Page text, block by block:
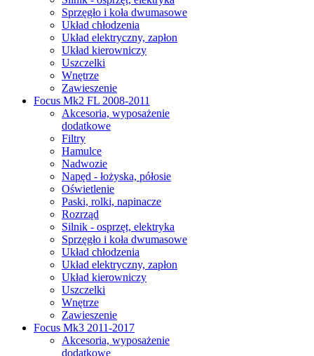
Sprzęgło i koła dwumasowe
Układ chłodzenia
Układ elektryczny, zapłon
Układ kierowniczy
Uszczelki
Wnętrze
Zawieszenie
Focus Mk2 FL 2008-2011
Akcesoria, wyposażenie
dodatkowe
Filtry
Hamulce
Nadwozie
Napęd - łożyska, półosie
Oświetlenie
Paski, rolki, napinacze
Rozrząd
Silnik - osprzęt, elektryka
Sprzęgło i koła dwumasowe
Układ chłodzenia
Układ elektryczny, zapłon
Układ kierowniczy
Uszczelki
Wnętrze
Zawieszenie
Focus Mk3 2011-2017
Akcesoria, wyposażenie
dodatkowe